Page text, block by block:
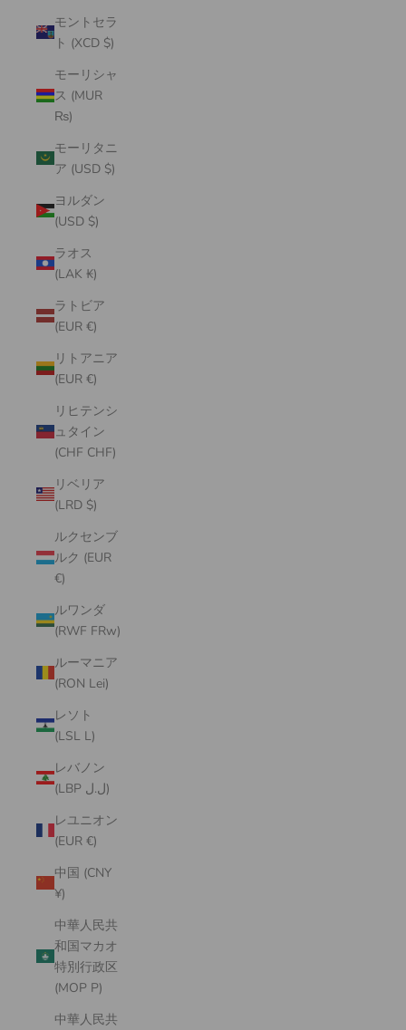
モントセラ
ト (XCD $)
モーリシャ
ス (MUR
₨)
モーリタニ
ア (USD $)
ヨルダン
(USD $)
ラオス
(LAK ₭)
ラトビア
(EUR €)
リトアニア
(EUR €)
リヒテンシ
ュタイン
(CHF CHF)
リベリア
(LRD $)
ルクセンブ
ルク (EUR
€)
ルワンダ
(RWF FRw)
ルーマニア
(RON Lei)
レソト
(LSL L)
レバノン
(LBP ل.ل)
レユニオン
(EUR €)
中国 (CNY
¥)
中華人民共
和国マカオ
特別行政区
(MOP P)
中華人民共